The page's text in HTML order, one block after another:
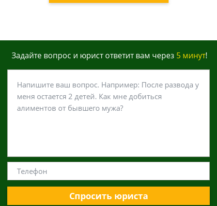
Задайте вопрос и юрист ответит вам через 5 минут!
Спросить юриста